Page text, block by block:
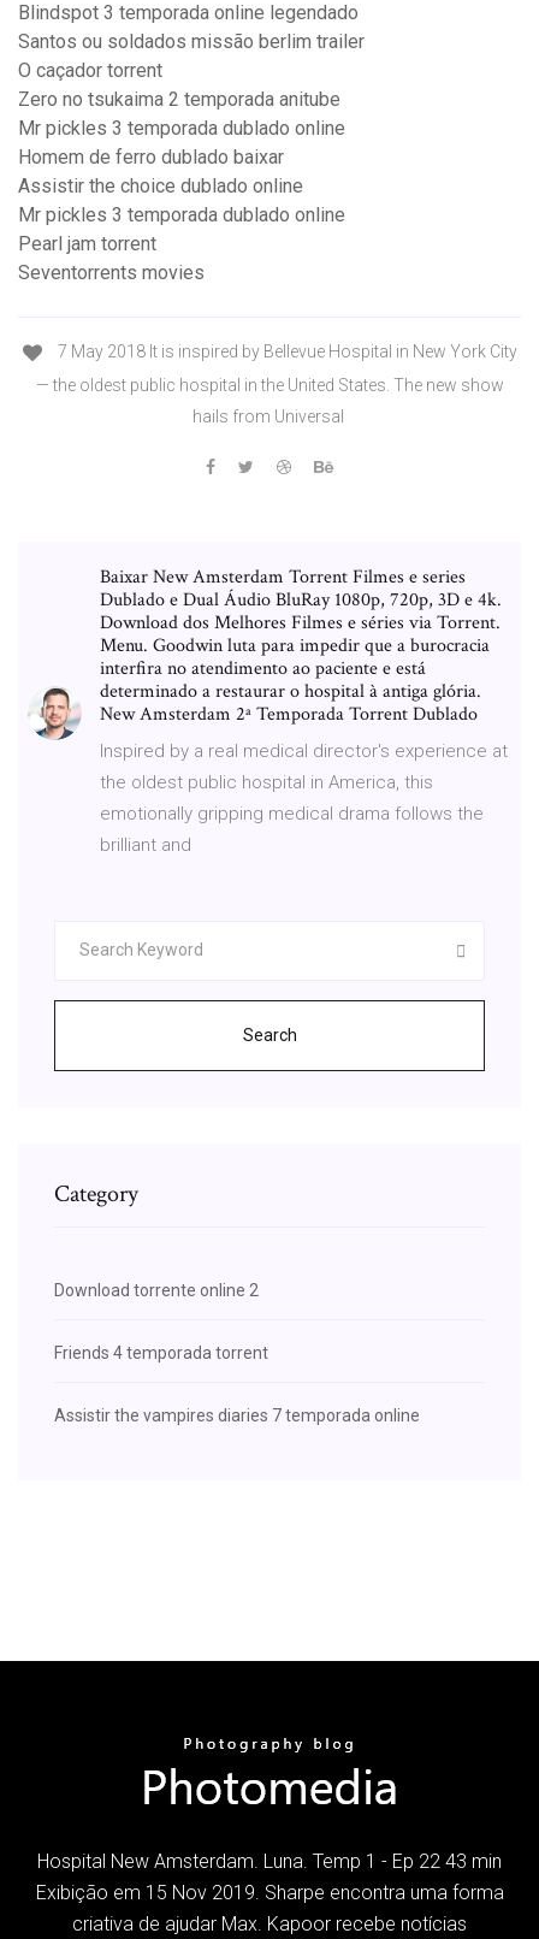
Blindspot 3 temporada online legendado
Santos ou soldados missão berlim trailer
O caçador torrent
Zero no tsukaima 2 temporada anitube
Mr pickles 3 temporada dublado online
Homem de ferro dublado baixar
Assistir the choice dublado online
Mr pickles 3 temporada dublado online
Pearl jam torrent
Seventorrents movies
7 May 2018 It is inspired by Bellevue Hospital in New York City
— the oldest public hospital in the United States. The new show
hails from Universal
Baixar New Amsterdam Torrent Filmes e series
Dublado e Dual Áudio BluRay 1080p, 720p, 3D e 4k.
Download dos Melhores Filmes e séries via Torrent.
Menu. Goodwin luta para impedir que a burocracia
interfira no atendimento ao paciente e está
determinado a restaurar o hospital à antiga glória.
New Amsterdam 2ª Temporada Torrent Dublado
Inspired by a real medical director's experience at
the oldest public hospital in America, this
emotionally gripping medical drama follows the
brilliant and
Search
Category
Download torrente online 2
Friends 4 temporada torrent
Assistir the vampires diaries 7 temporada online
Hospital New Amsterdam. Luna. Temp 1 - Ep 22 43 min
Exibição em 15 Nov 2019. Sharpe encontra uma forma
criativa de ajudar Max. Kapoor recebe notícias